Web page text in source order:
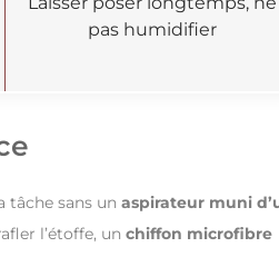
pas humidifier
tâche sans un aspirateur muni
l’étoffe, un chiffon microfibre